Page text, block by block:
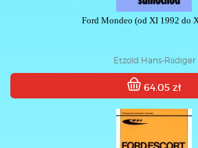
Ford Mondeo (od XI 1992 do
Etzold Hans-Rüdiger
64.05 zł